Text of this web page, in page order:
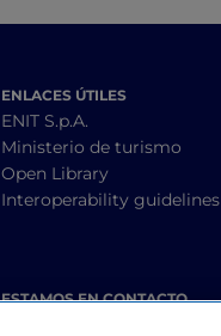
ENLACES ÚTILES
ENIT S.p.A.
Ministerio de turismo
Open Library
Interoperability guidelines
ESTAMOS EN CONTACTO